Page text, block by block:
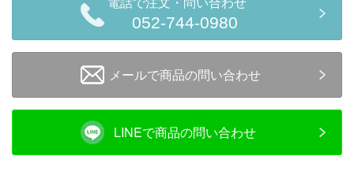
メルマガ登録 LINEお友達登録
052-744-0980
メールで商品の問い合わせ
LINEで商品の問い合わせ